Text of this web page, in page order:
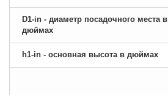
D1-in - диаметр посадочного места в
дюймах
h1-in - основная высота в дюймах